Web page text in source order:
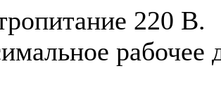
220 В.
рабочее